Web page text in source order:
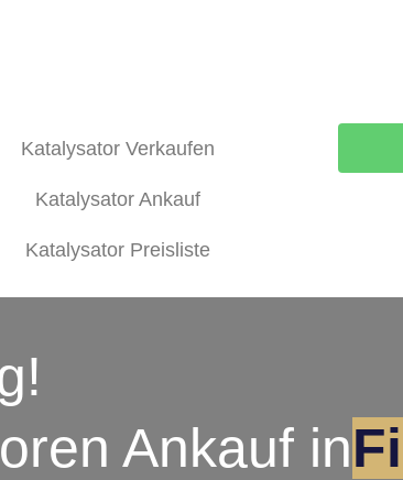
Katalysator Verkaufen
Katalysator Ankauf
Katalysator Preisliste
Ankauf in